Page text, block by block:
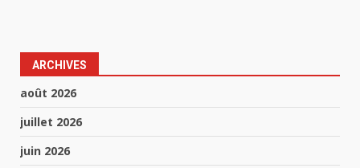
ARCHIVES
août 2026
juillet 2026
juin 2026